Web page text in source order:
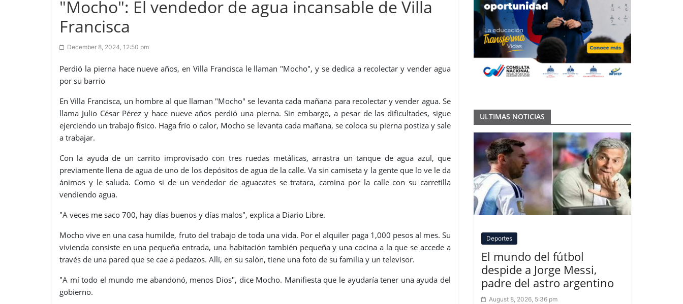
"Mocho": El vendedor de agua incansable de Villa
Francisca
December 8, 2024, 12:50 pm
Perdió la pierna hace nueve años, en Villa Francisca le llaman "Mocho", y se dedica a recolectar y vender agua
por su barrio
En Villa Francisca, un hombre al que llaman "Mocho" se levanta cada mañana para recolectar y vender agua. Se
llama Julio César Pérez y hace nueve años perdió una pierna. Sin embargo, a pesar de las dificultades, sigue
ejerciendo un trabajo físico. Haga frío o calor, Mocho se levanta cada mañana, se coloca su pierna postiza y sale
a trabajar.
Con la ayuda de un carrito improvisado con tres ruedas metálicas, arrastra un tanque de agua azul, que
previamente llena de agua de uno de los depósitos de agua de la calle. Va sin camiseta y la gente que lo ve le da
ánimos y le saluda. Como si de un vendedor de aguacates se tratara, camina por la calle con su carretilla
vendiendo agua.
"A veces me saco 700, hay días buenos y días malos", explica a Diario Libre.
Mocho vive en una casa humilde, fruto del trabajo de toda una vida. Por el alquiler paga 1,000 pesos al mes. Su
vivienda consiste en una pequeña entrada, una habitación también pequeña y una cocina a la que se accede a
través de una pared que se cae a pedazos. Allí, en su salón, tiene una foto de su familia y un televisor.
"A mí todo el mundo me abandonó, menos Dios", dice Mocho. Manifiesta que le ayudaría tener una ayuda del
gobierno.
ULTIMAS NOTICIAS
Deportes
El mundo del fútbol
despide a Jorge Messi,
padre del astro argentino
August 8, 2026, 5:36 pm